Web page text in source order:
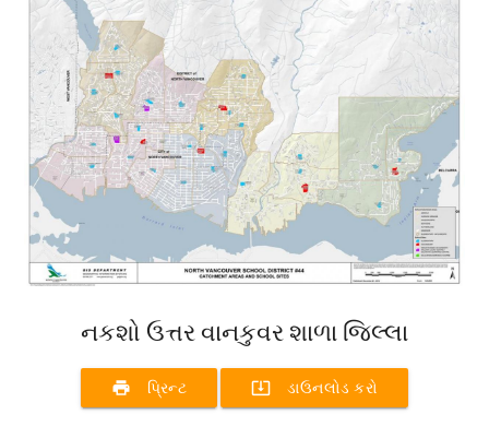
નકશો ઉત્તર વાનકુવર શાળા જિલ્લા
print પ્રિન્ટ system_update_alt ડાઉનલોડ કરો